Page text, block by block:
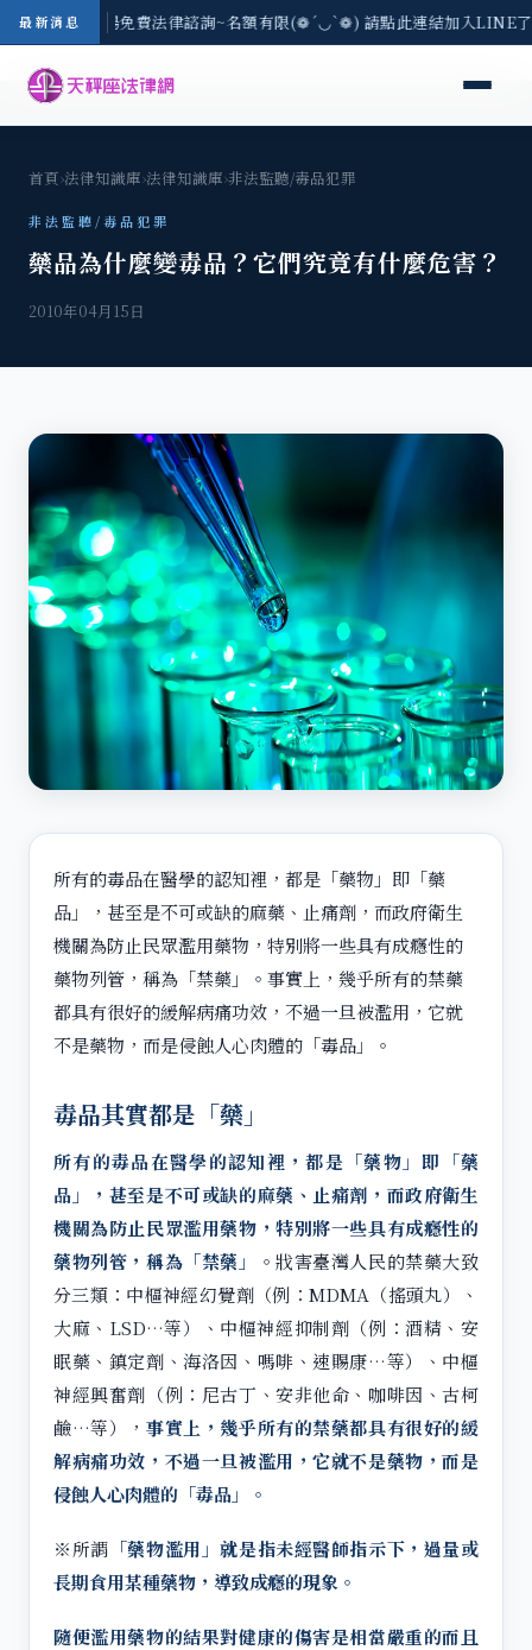
最新消息
-8/3(一) 現場免費法律諮詢~名額有限(❁´◡`❁) 請點此連結加入LINE
首頁›法律知識庫›法律知識庫›非法監聽/毒品犯罪
非法監聽/毒品犯罪
藥品為什麼變毒品？它們究竟有什麼危害？
2010年04月15日
所有的毒品在醫學的認知裡，都是「藥物」即「藥
品」，甚至是不可或缺的麻藥、止痛劑，而政府衛生
機關為防止民眾濫用藥物，特別將一些具有成癮性的
藥物列管，稱為「禁藥」。事實上，幾乎所有的禁藥
都具有很好的緩解病痛功效，不過一旦被濫用，它就
不是藥物，而是侵蝕人心肉體的「毒品」。
毒品其實都是「藥」
所有的毒品在醫學的認知裡，都是「藥物」即「藥
品」，甚至是不可或缺的麻藥、止痛劑，而政府衛生
機關為防止民眾濫用藥物，特別將一些具有成癮性的
藥物列管，稱為「禁藥」
。戕害臺灣人民的禁藥大致
分三類：中樞神經幻覺劑（例：MDMA（搖頭丸）、
大麻、LSD…等）、中樞神經抑制劑（例：酒精、安
眠藥、鎮定劑、海洛因、嗎啡、速賜康…等）、中樞
神經興奮劑（例：尼古丁、安非他命、咖啡因、古柯
鹼…等）， 事實上，幾乎所有的禁藥都具有很好的緩
解病痛功效，不過一旦被濫用，它就不是藥物，而是
侵蝕人心肉體的「毒品」。
※所謂 「藥物濫用」就是指未經醫師指示下，過量或
長期食用某種藥物，導致成癮的現象。
隨便濫用藥物的結果對健康的傷害是相當嚴重的而且